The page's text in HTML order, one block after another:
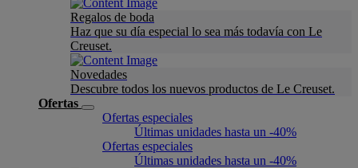
Regalos de boda
Haz que su día especial lo sea más todavía con Le
Creuset.
Novedades
Descubre todos los nuevos productos de Le Creuset.
Ofertas
Ofertas especiales
Últimas unidades hasta un -40%
Ofertas especiales
Últimas unidades hasta un -40%